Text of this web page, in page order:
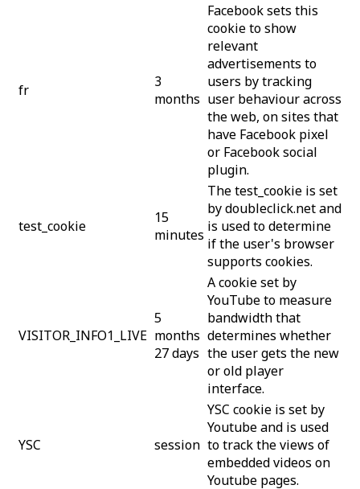
fr
3
months
Facebook sets this
cookie to show
relevant
advertisements to
users by tracking
user behaviour across
the web, on sites that
have Facebook pixel
or Facebook social
plugin.
test_cookie
15
minutes
The test_cookie is set
by doubleclick.net and
is used to determine
if the user's browser
supports cookies.
VISITOR_INFO1_LIVE
5
months
27 days
A cookie set by
YouTube to measure
bandwidth that
determines whether
the user gets the new
or old player
interface.
YSC session
YSC cookie is set by
Youtube and is used
to track the views of
embedded videos on
Youtube pages.